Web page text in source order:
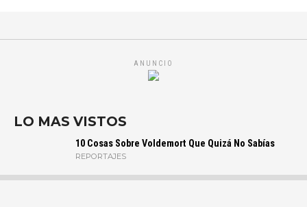
ANUNCIO
LO MAS VISTOS
10 Cosas Sobre Voldemort Que Quizá No Sabías
REPORTAJES